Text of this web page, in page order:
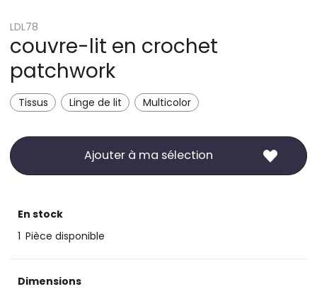
LDL78
couvre-lit en crochet
patchwork
Tissus Linge de lit Multicolor
Ajouter à ma sélection
En stock
1 Pièce disponible
Dimensions